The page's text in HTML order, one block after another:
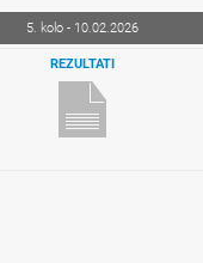
5. kolo - 10.02.2026
REZULTATI